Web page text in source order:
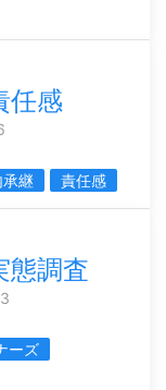
任感
継 責任感
態調査
ーズ